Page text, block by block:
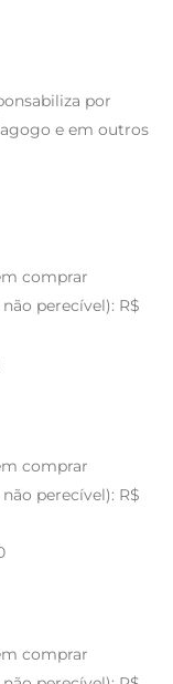
por
e em outros
comprar
perecível): R$
comprar
perecível): R$
comprar